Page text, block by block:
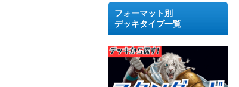
フォーマット別
デッキタイプ一覧